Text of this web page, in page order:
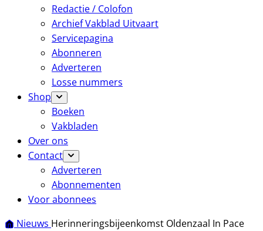
Redactie / Colofon
Archief Vakblad Uitvaart
Servicepagina
Abonneren
Adverteren
Losse nummers
Shop
Boeken
Vakbladen
Over ons
Contact
Adverteren
Abonnementen
Voor abonnees
Nieuws Herinneringsbijeenkomst Oldenzaal In Pace